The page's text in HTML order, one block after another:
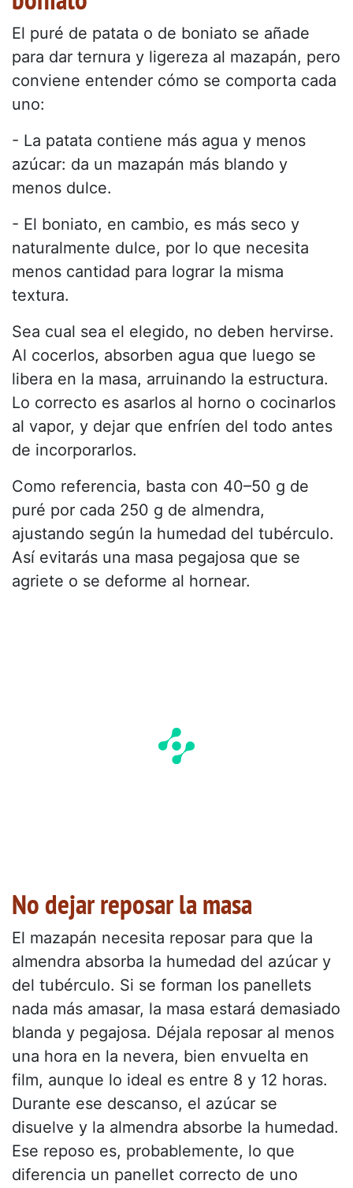
El puré de patata o de boniato se añade
para dar ternura y ligereza al mazapán, pero
conviene entender cómo se comporta cada
uno:
- La patata contiene más agua y menos
azúcar: da un mazapán más blando y
menos dulce.
- El boniato, en cambio, es más seco y
naturalmente dulce, por lo que necesita
menos cantidad para lograr la misma
textura.
Sea cual sea el elegido, no deben hervirse.
Al cocerlos, absorben agua que luego se
libera en la masa, arruinando la estructura.
Lo correcto es asarlos al horno o cocinarlos
al vapor, y dejar que enfríen del todo antes
de incorporarlos.
Como referencia, basta con 40–50 g de
puré por cada 250 g de almendra,
ajustando según la humedad del tubérculo.
Así evitarás una masa pegajosa que se
agriete o se deforme al hornear.
No dejar reposar la masa
El mazapán necesita reposar para que la
almendra absorba la humedad del azúcar y
del tubérculo. Si se forman los panellets
nada más amasar, la masa estará demasiado
blanda y pegajosa. Déjala reposar al menos
una hora en la nevera, bien envuelta en
film, aunque lo ideal es entre 8 y 12 horas.
Durante ese descanso, el azúcar se
disuelve y la almendra absorbe la humedad.
Ese reposo es, probablemente, lo que
diferencia un panellet correcto de uno